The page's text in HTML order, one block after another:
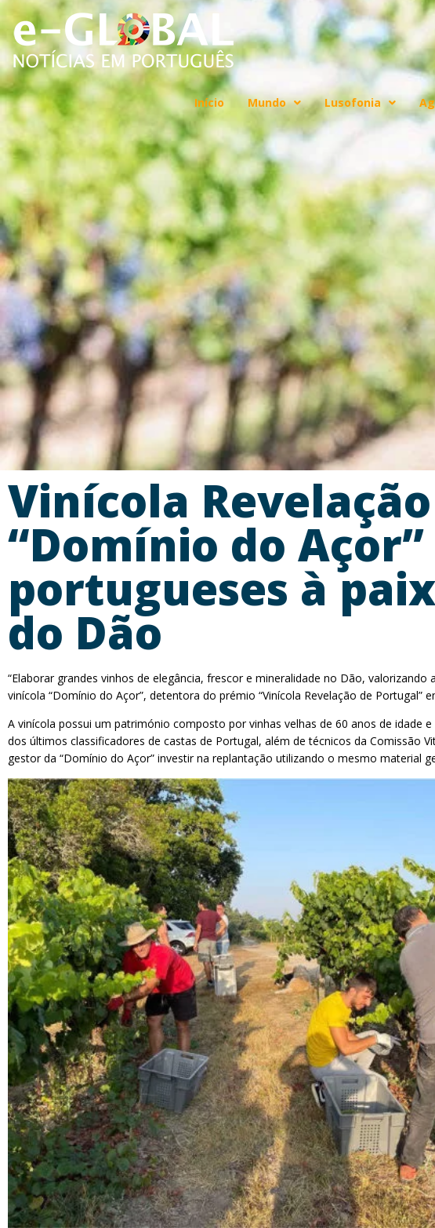
Início Mundo Lusofonia
Vinícola
“Domínio do
portugueses à
do Dão
“Elaborar grandes vinhos de elegância, frescor e mineralidade no Dão,
vinícola “Domínio do Açor”, detentora do prémio “Vinícola Revelação de Portugal”
A vinícola possui um património composto por vinhas velhas de 60 anos de idade
dos últimos classificadores de castas de Portugal, além de técnicos da Comissão
gestor da “Domínio do Açor” investir na replantação utilizando o mesmo material